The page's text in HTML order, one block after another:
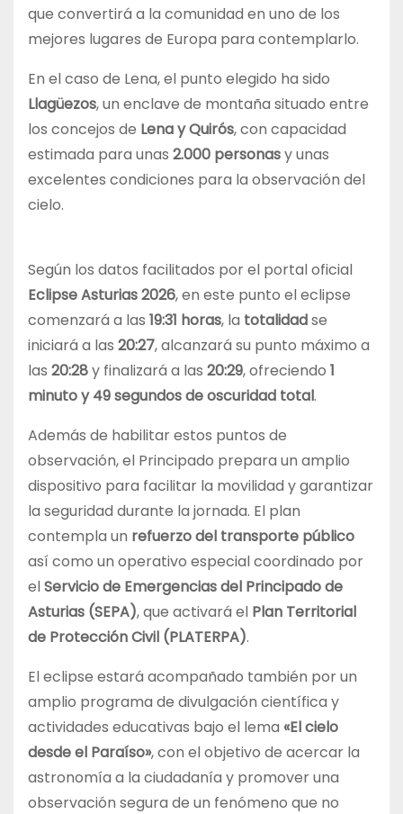
que convertirá a la comunidad en uno de los
mejores lugares de Europa para contemplarlo.
En el caso de Lena, el punto elegido ha sido
Llagüezos, un enclave de montaña situado entre
los concejos de Lena y Quirós, con capacidad
estimada para unas 2.000 personasy unas
excelentes condiciones para la observación del
cielo.
Según los datos facilitados por el portal oficial
Eclipse Asturias 2026, en este punto el eclipse
comenzará a las 19:31 horas, la totalidadse
iniciará a las 20:27, alcanzará su punto máximo a
las 20:28y finalizará a las 20:29, ofreciendo 1
minuto y 49 segundos de oscuridad total.
Además de habilitar estos puntos de
observación, el Principado prepara un amplio
dispositivo para facilitar la movilidad y garantizar
la seguridad durante la jornada. El plan
contempla un refuerzo del transporte público
así como un operativo especial coordinado por
elServicio de Emergencias del Principado de
Asturias (SEPA), que activará el Plan Territorial
de Protección Civil (PLATERPA).
El eclipse estará acompañado también por un
amplio programa de divulgación científica y
actividades educativas bajo el lema «El cielo
desde el Paraíso», con el objetivo de acercar la
astronomía a la ciudadanía y promover una
observación segura de un fenómeno que no